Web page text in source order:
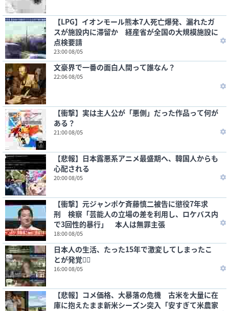
【LPG】イオンモール熊本7人死亡爆発、漏れたガ
スが施設内に滞留か 経産省が全国の大規模施設に
点検要請
23:00 08/05
文豪界で一番の面白人間って誰なん？
22:06 08/05
【衝撃】実は主人公が「悪側」だった作品って何が
ある？
21:00 08/05
【悲報】日本露悪系アニメ最盛期へ、韓国人からも
心配される
20:00 08/05
【衝撃】元ジャンポケ斉藤慎二被告に懲役7年求
刑 検察「芸能人の立場の差を利用し、ロケバス内
で3回性的暴行」 本人は無罪主張
18:00 08/05
日本人の生活、たった15年で激変してしまったこ
とが発覚🤦‍♂
16:00 08/05
【悲報】コメ価格、大暴落の危機 古米を大量に在
庫に抱えたまま新米シーズン突入「安すぎて米農家